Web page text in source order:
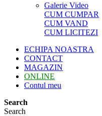
Galerie Video
CUM CUMPAR
CUM VAND
CUM LICITEZI
ECHIPA NOASTRA
CONTACT
MAGAZIN
ONLINE
Contul meu
Search
Search